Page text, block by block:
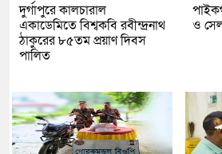
দুর্গাপুরে কালচারাল
একাডেমিতে বিশ্বকবি রবীন্দ্রনাথ
ঠাকুরের ৮৫তম প্রয়াণ দিবস
পালিত
ও